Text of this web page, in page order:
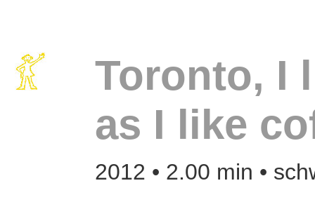
Toronto, I
as I like
2012 • 2.00 min •